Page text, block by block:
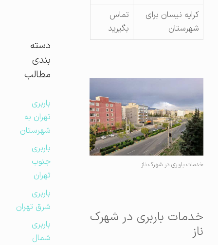
کرایه نیسان برای
شهرستان
تماس
بگیرید
خدمات باربری در شهرک ناز
خدمات باربری در شهرک
دسته
بندی
مطالب
باربری
تهران به
شهرستان
باربری
جنوب
تهران
باربری
شرق تهران
باربری
شمال